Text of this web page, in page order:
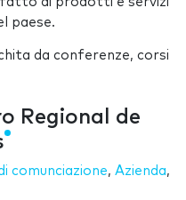
paese.
da conferenze, corsi
Regional de
comunciazione, Azienda,